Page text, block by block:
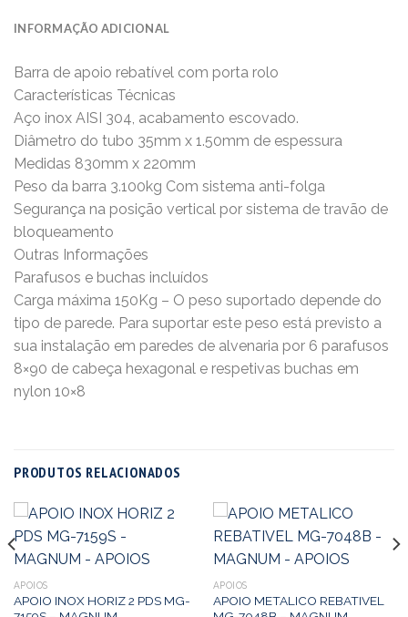
INFORMAÇÃO ADICIONAL
Barra de apoio rebatível com porta rolo
Características Técnicas
Aço inox AISI 304, acabamento escovado.
Diâmetro do tubo 35mm x 1.50mm de espessura
Medidas 830mm x 220mm
Peso da barra 3.100kg Com sistema anti-folga
Segurança na posição vertical por sistema de travão de
bloqueamento
Outras Informações
Parafusos e buchas incluídos
Carga máxima 150Kg – O peso suportado depende do
tipo de parede. Para suportar este peso está previsto a
sua instalação em paredes de alvenaria por 6 parafusos
8×90 de cabeça hexagonal e respetivas buchas em
nylon 10×8
PRODUTOS RELACIONADOS
APOIOS
APOIO INOX HORIZ 2 PDS MG-
APOIOS
APOIO METALICO REBATIVEL